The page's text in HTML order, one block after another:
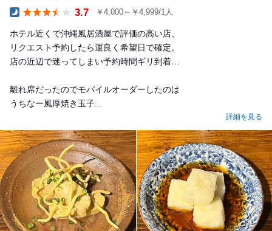
3.7 ￥4,000～￥4,999/1人
ホテル近くで沖縄風居酒屋で評価の高い店、
リクエスト予約したら運良く希望日で確定。
店の近辺で迷ってしまい予約時間ギリ到着…
離れ席だったのでモバイルオーダーしたのは
うちなー風厚焼き玉子...
詳細を見る